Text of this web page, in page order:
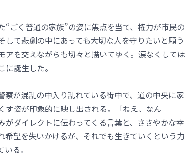
ごく普通の家族”の姿に焦点を当て、権力が市民の
て悲劇の中にあっても大切な人を守りたいと願う
を交えながらも切々と描いてゆく。涙なくしては
誕生した。
が混乱の中入り乱れている街中で、道の中央に家
姿が印象的に映し出される。「ねえ、なん
ダイレクトに伝わってくる言葉と、ささやかな幸
望を失いかけるが、それでも生きていくという力
る。